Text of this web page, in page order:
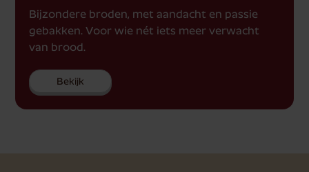
Bijzondere broden, met aandacht en passie
gebakken. Voor wie nét iets meer verwacht
van brood.
Bekijk